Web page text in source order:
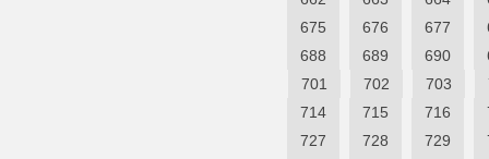
675
676 677
688
689 690
701
702 703
714
715 716
727
728 729